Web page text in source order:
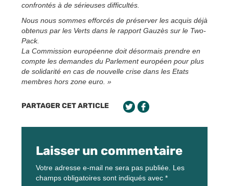
confrontés à de sérieuses difficultés.
Nous nous sommes efforcés de préserver les acquis déjà
obtenus par les Verts dans le rapport Gauzès sur le Two-
Pack.
La Commission européenne doit désormais prendre en
compte les demandes du Parlement européen pour plus
de solidarité en cas de nouvelle crise dans les Etats
membres hors zone euro. »
PARTAGER CET ARTICLE
Laisser un commentaire
Votre adresse e-mail ne sera pas publiée. Les
champs obligatoires sont indiqués avec *